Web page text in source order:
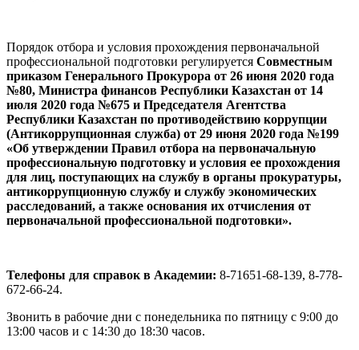
Порядок отбора и условия прохождения первоначальной
профессиональной подготовки регулируется Совместным
приказом Генерального Прокурора от 26 июня 2020 года
№80, Министра финансов Республики Казахстан от 14
июля 2020 года №675 и Председателя Агентства
Республики Казахстан по противодействию коррупции
(Антикоррупционная служба) от 29 июня 2020 года №199
«Об утверждении Правил отбора на первоначальную
профессиональную подготовку и условия ее прохождения
для лиц, поступающих на службу в органы прокуратуры,
антикоррупционную службу и службу экономических
расследований, а также основания их отчисления от
первоначальной профессиональной подготовки».
Телефоны для справок в Академии: 8-71651-68-139, 8-778-
672-66-24.
Звонить в рабочие дни с понедельника по пятницу с 9:00 до
13:00 часов и с 14:30 до 18:30 часов.